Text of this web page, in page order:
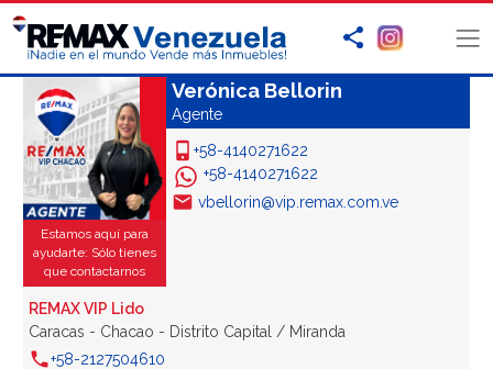
Estamos aquí para
ayudarte: Sólo tienes
que contactarnos
Verónica Bellorin
Agente
+58-4140271622
+58-4140271622
vbellorin@vip.remax.com.ve
REMAX VIP Lido
Caracas - Chacao - Distrito Capital / Miranda
+58-2127504610